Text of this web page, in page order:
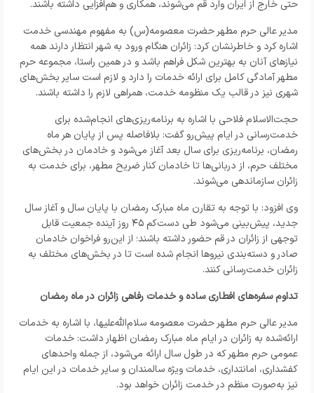
حتی خارج از ایران وارد قم می‌شوند، همکاری و هم‌افزایی داشته باشند.
مدیر عالی حرم مطهر حضرت معصومه(س) به مفهوم مهندسی خدمت
اشاره کرد و خاطرنشان کرد: زائران هنگام ورود به شهر انتظار دارند همه
نیازهای آنان به بهترین شکل فراهم باشد و در همین راستا، مجموعه حرم
مطهر آمادگی کامل برای ارائه خدمات را دارد و لازم است سایر بخش‌های
شهری نیز در قالب یک منظومه خدمت، همراهی لازم را داشته باشند.
حجت‌الاسلام فلاحی با اشاره به برنامه‌ریزی‌های انجام‌شده برای
خدمت‌رسانی در ایام پیش‌رو گفت: بلافاصله پس از پایان هر ماه
رمضان، برنامه‌ریزی برای سال بعد آغاز می‌شود و خادمان در بخش‌های
مختلف حرم، از دربانی‌ها تا خادمان کنار ضریح مطهر، برای خدمت به
زائران سازماندهی می‌شوند.
وی افزود: با توجه به تقارن ماه مبارک رمضان با پایان سال و آغاز سال
جدید، پیش‌بینی می‌شود طی دست‌کم ۴۵ روز آینده جمعیت قابل
توجهی از زائران در قم حضور داشته باشند؛ از این‌رو فراخوان خادمان
صادر و دسته‌بندی نیروها انجام شده است تا در بخش‌های مختلف به
زائران خدمت‌رسانی کنند.
تداوم سفره‌های افطاری ساده و خدمات رفاهی زائران در ماه رمضان
مدیر عالی حرم مطهر حضرت معصومه سلام‌الله‌علیها، با اشاره به خدمات
ارائه‌شده به زائران در ایام ماه مبارک رمضان اظهار داشت: خدمات
عمومی حرم مطهر که در طول سال ارائه می‌شود، از جمله واحدهای
کفشداری، امانتداری، خدمات ویژه سالمندان و سایر خدمات در این ایام
نیز به‌صورت منظم در خدمت زائران خواهد بود.